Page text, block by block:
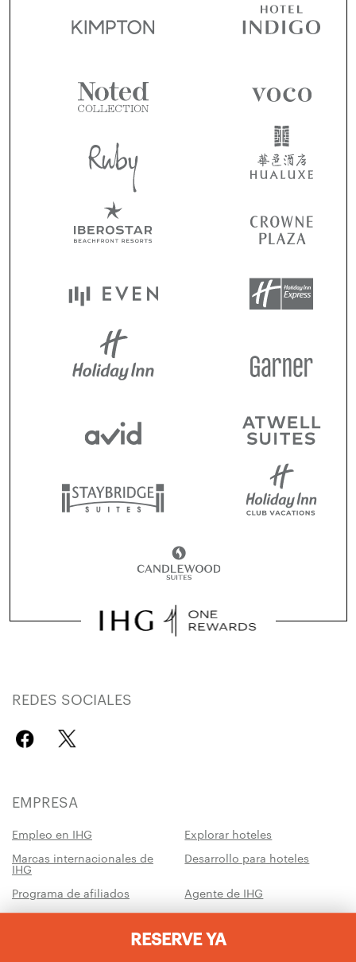
RESERVE YA
REDES SOCIALES
EMPRESA
Empleo en IHG
Explorar hoteles
Marcas internacionales de
IHG
Desarrollo para hoteles
Programa de afiliados
Agente de IHG
¿Necesita ayuda?
IHG® Business Rewards
Hoteles del ejército IHG